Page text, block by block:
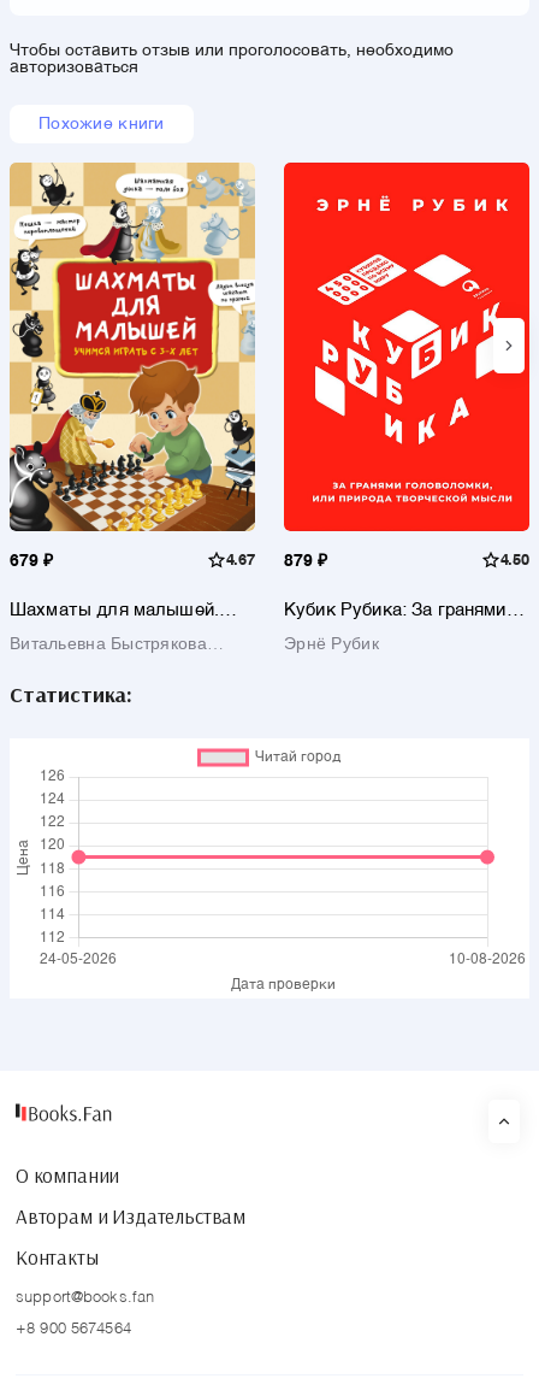
Чтобы оставить отзыв или проголосовать, необходимо
авторизоваться
Похожие книги
679 ₽ 4.67
Шахматы для малышей.
Витальевна Быстрякова
879 ₽ 4.50
Кубик Рубика: За гранями
творческой мысли
Эрнё Рубик
Статистика:
О компании
Авторам и Издательствам
Контакты
support@books.fan
+8 900 5674564